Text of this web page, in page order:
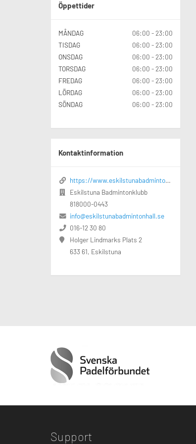
Öppettider
MÅNDAG
06:00 - 23:00
TISDAG
06:00 - 23:00
ONSDAG
06:00 - 23:00
TORSDAG
06:00 - 23:00
FREDAG
06:00 - 23:00
LÖRDAG
06:00 - 23:00
SÖNDAG
06:00 - 23:00
Kontaktinformation
https://www.eskilstunabadmintonhall.se/
Eskilstuna Badmintonklubb
818000-0443
info@eskilstunabadmintonhall.se
016-12 30 80
Holger Lindmarks Plats 2
633 61, Eskilstuna
Support